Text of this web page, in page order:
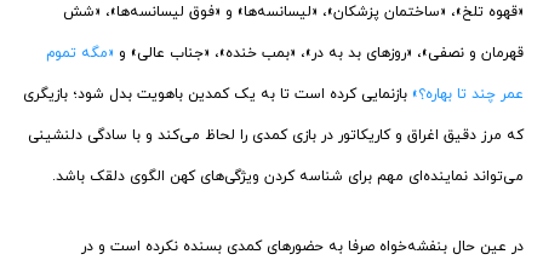
«قهوه تلخ»، «ساختمان پزشکان»، «لیسانسه‌ها» و «فوق لیسانسه‌ها»، «شش
قهرمان و نصفی»، «روزهای بد به در»، «بمب خنده»، «جناب عالی» و «مگه تموم
عمر چند تا بهاره؟» بازنمایی کرده است تا به یک کمدین باهویت بدل شود؛ بازیگری
که مرز دقیق اغراق و کاریکاتور در بازی کمدی را لحاظ می‌کند و با سادگی دلنشینی
می‌تواند نماینده‌ای مهم برای شناسه کردن ویژگی‌های کهن الگوی دلقک باشد.
در عین حال بنفشه‌خواه صرفا به حضورهای کمدی بسنده نکرده است و در